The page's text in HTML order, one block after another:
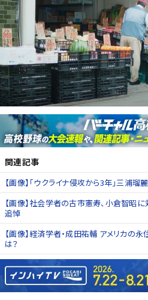
関連記事
【画像】「ウクライナ侵攻から3年」三浦
【画像】社会学者の古市憲寿、小倉智昭に
追悼
【画像】経済学者・成田祐輔 アメリカの永
は？